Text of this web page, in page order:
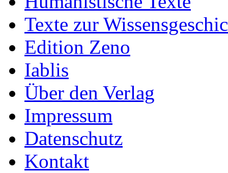
Texte zur
Edition Zeno
Iablis
Über den Verlag
Impressum
Datenschutz
Kontakt